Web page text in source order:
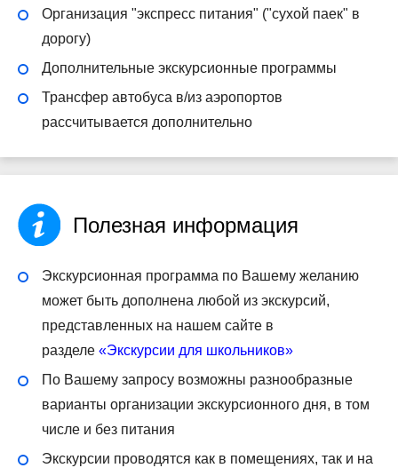
Организация "экспресс питания" ("сухой паек" в
дорогу)
Дополнительные экскурсионные программы
Трансфер автобуса в/из аэропортов
рассчитывается дополнительно
Полезная информация
Экскурсионная программа по Вашему желанию
может быть дополнена любой из экскурсий,
представленных на нашем сайте в
разделе «Экскурсии для школьников»
По Вашему запросу возможны разнообразные
варианты организации экскурсионного дня, в том
числе и без питания
Экскурсии проводятся как в помещениях, так и на